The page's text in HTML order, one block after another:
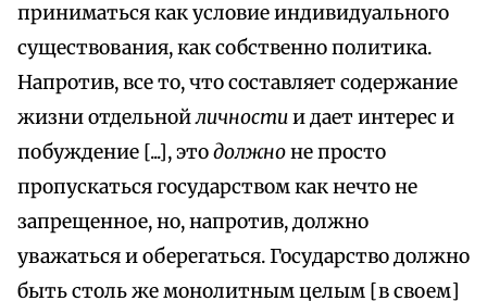
приниматься как условие индивидуального
существования, как собственно политика.
Напротив, все то, что составляет содержание
жизни отдельнойличностии дает интерес и
побуждение [...], этодолжноне просто
пропускаться государством как нечто не
запрещенное, но, напротив, должно
уважаться и оберегаться. Государство должно
быть столь же монолитным целым [в своем]